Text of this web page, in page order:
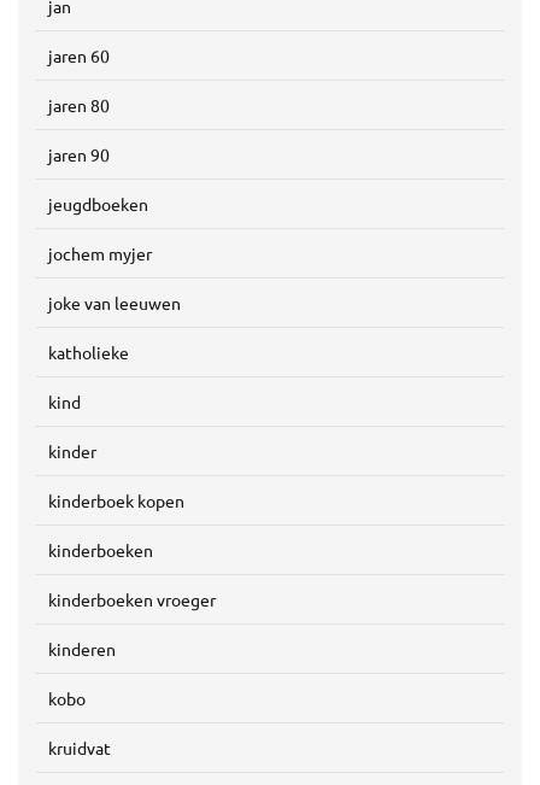
jan
jaren 60
jaren 80
jaren 90
jeugdboeken
jochem myjer
joke van leeuwen
katholieke
kind
kinder
kinderboek kopen
kinderboeken
kinderboeken vroeger
kinderen
kobo
kruidvat